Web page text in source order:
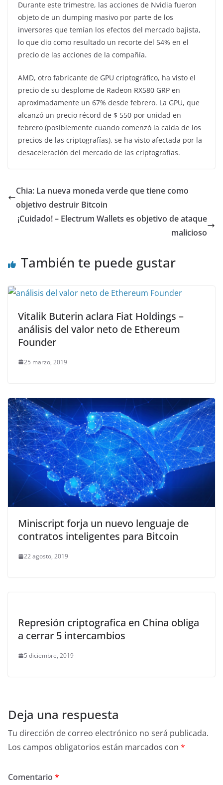
Durante este trimestre, las acciones de Nvidia fueron
objeto de un dumping masivo por parte de los
inversores que temían los efectos del mercado bajista,
lo que dio como resultado un recorte del 54% en el
precio de las acciones de la compañía.
AMD, otro fabricante de GPU criptográfico, ha visto el
precio de su desplome de Radeon RX580 GRP en
aproximadamente un 67% desde febrero. La GPU, que
alcanzó un precio récord de $ 550 por unidad en
febrero (posiblemente cuando comenzó la caída de los
precios de las criptografías), se ha visto afectada por la
desaceleración del mercado de las criptografías.
Chia: La nueva moneda verde que tiene como
objetivo destruir Bitcoin
¡Cuidado! – Electrum Wallets es objetivo de ataque
malicioso
También te puede gustar
Vitalik Buterin aclara Fiat Holdings –
análisis del valor neto de Ethereum
Founder
25 marzo, 2019
Miniscript forja un nuevo lenguaje de
contratos inteligentes para Bitcoin
22 agosto, 2019
Represión criptografica en China obliga
a cerrar 5 intercambios
5 diciembre, 2019
Deja una respuesta
Tu dirección de correo electrónico no será publicada.
Los campos obligatorios están marcados con *
Comentario *